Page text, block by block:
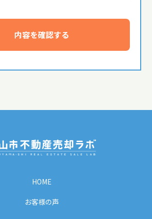
内容を確認する
HOME
お客様の声